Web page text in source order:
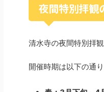
夜間特別拝観
清水寺の夜間特別拝
開催時期は以下の通り